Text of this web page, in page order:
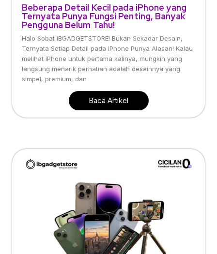
Beberapa Detail Kecil pada iPhone yang
Ternyata Punya Fungsi Penting, Banyak
Pengguna Belum Tahu!
Halo Sobat IBGADGETSTORE! Bukan Sekadar Desain,
Ternyata Setiap Detail pada iPhone Punya Alasan! Kalau
melihat iPhone untuk pertama kalinya, mungkin yang
langsung menarik perhatian adalah desainnya yang
simpel, premium, dan
Baca Artikel